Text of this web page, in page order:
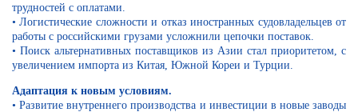
трудностей с оплатами.
• Логистические сложности и отказ иностранных судовладельцев от
работы с российскими грузами усложнили цепочки поставок.
• Поиск альтернативных поставщиков из Азии стал приоритетом, с
увеличением импорта из Китая, Южной Кореи и Турции.
Адаптация к новым условиям.
• Развитие внутреннего производства и инвестиции в новые заводы